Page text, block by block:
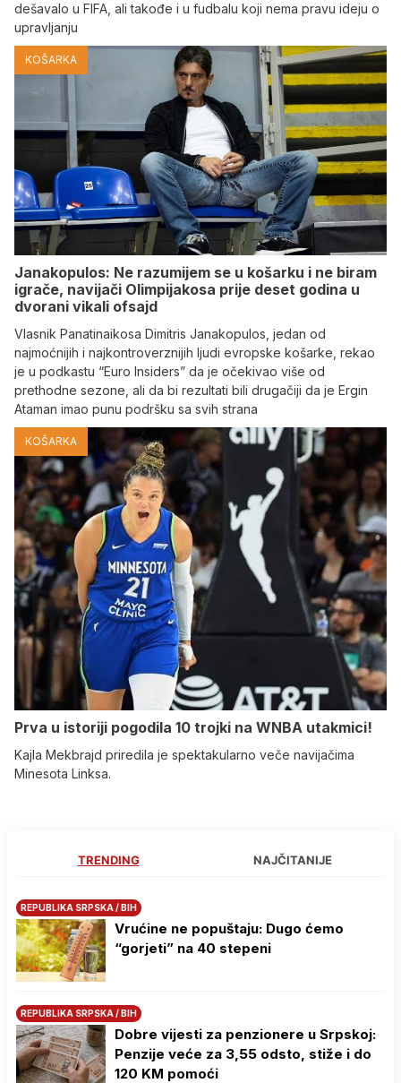
dešavalo u FIFA, ali takođe i u fudbalu koji nema pravu ideju o
upravljanju
KOŠARKA
Janakopulos: Ne razumijem se u košarku i ne biram
igrače, navijači Olimpijakosa prije deset godina u
dvorani vikali ofsajd
Vlasnik Panatinaikosa Dimitris Janakopulos, jedan od
najmoćnijih i najkontroverznijih ljudi evropske košarke, rekao
je u podkastu “Euro Insiders” da je očekivao više od
prethodne sezone, ali da bi rezultati bili drugačiji da je Ergin
Ataman imao punu podršku sa svih strana
KOŠARKA
Prva u istoriji pogodila 10 trojki na WNBA utakmici!
Kajla Mekbrajd priredila je spektakularno veče navijačima
Minesota Linksa.
TRENDING NAJČITANIJE
REPUBLIKA SRPSKA / BIH
Vrućine ne popuštaju: Dugo ćemo
“gorjeti” na 40 stepeni
REPUBLIKA SRPSKA / BIH
Dobre vijesti za penzionere u Srpskoj:
Penzije veće za 3,55 odsto, stiže i do
120 KM pomoći